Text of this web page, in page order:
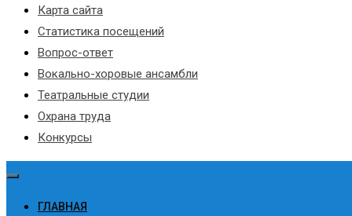
Карта сайта
Статистика посещений
Вопрос-ответ
Вокально-хоровые ансамбли
Театральные студии
Охрана труда
Конкурсы
ГЛАВНАЯ